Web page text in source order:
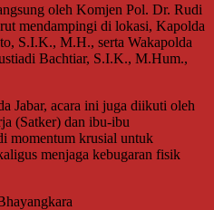
oleh Komjen Pol. Dr. Rudi
mendampingi di lokasi, Kapolda
S.I.K., M.H., serta Wakapolda
Bachtiar, S.I.K., M.Hum.,
Jabar, acara ini juga diikuti oleh
(Satker) dan ibu-ibu
momentum krusial untuk
menjaga kebugaran fisik